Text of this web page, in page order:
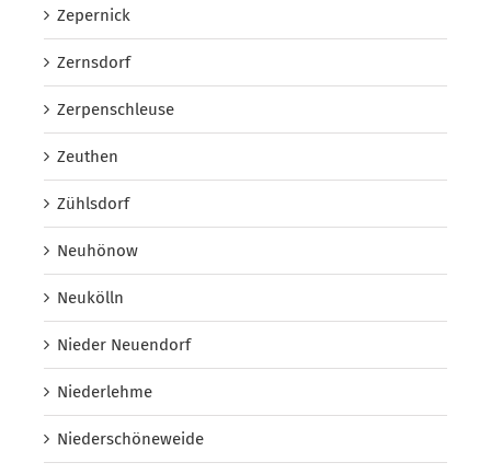
Zepernick
Zernsdorf
Zerpenschleuse
Zeuthen
Zühlsdorf
Neuhönow
Neukölln
Nieder Neuendorf
Niederlehme
Niederschöneweide